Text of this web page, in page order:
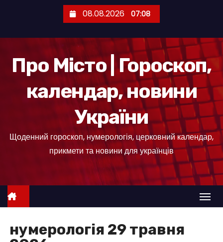
е
08.08.2026 07:08
Про Місто | Гороскоп,
календар, новини
України
Щоденний гороскоп, нумерологія, церковний календар,
прикмети та новини для українців
нумерологія 29 травня